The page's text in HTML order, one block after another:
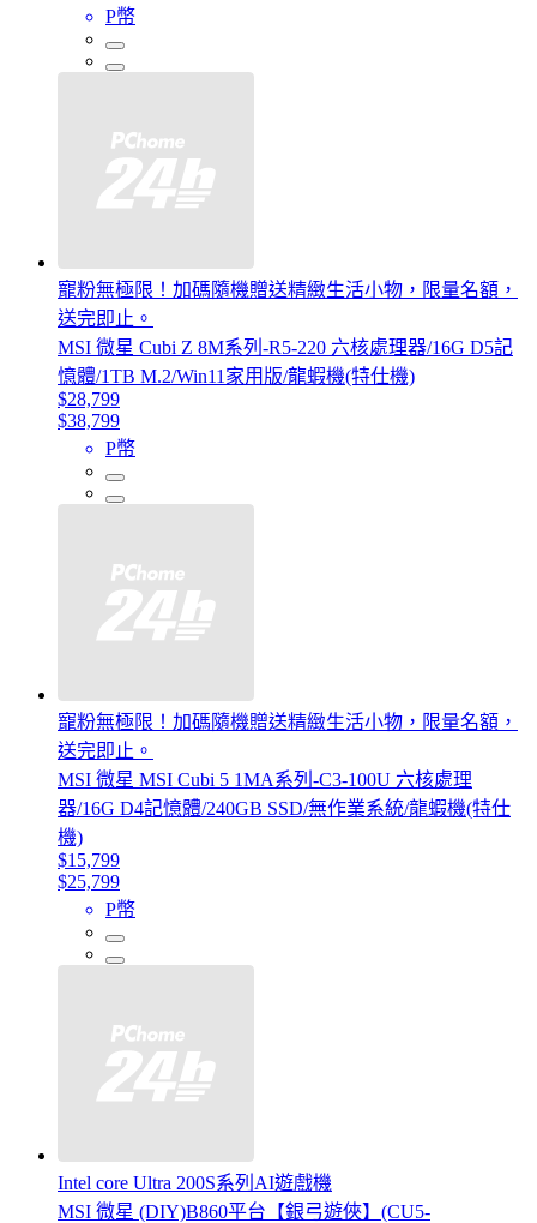
P幣
寵粉無極限！加碼隨機贈送精緻生活小物，限量名額，
送完即止。
MSI 微星 Cubi Z 8M系列-R5-220 六核處理器/16G D5記
憶體/1TB M.2/Win11家用版/龍蝦機(特仕機)
$28,799
$38,799
P幣
寵粉無極限！加碼隨機贈送精緻生活小物，限量名額，
送完即止。
MSI 微星 MSI Cubi 5 1MA系列-C3-100U 六核處理
器/16G D4記憶體/240GB SSD/無作業系統/龍蝦機(特仕
機)
$15,799
$25,799
P幣
Intel core Ultra 200S系列AI遊戲機
MSI 微星 (DIY)B860平台【銀弓遊俠】(CU5-